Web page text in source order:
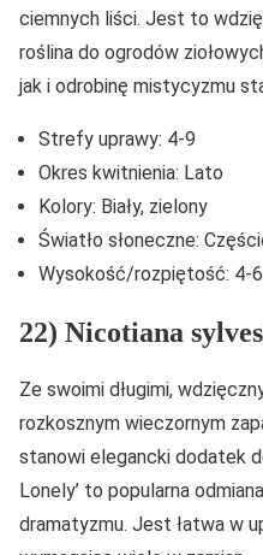
ciemnych liści. Jest to
roślina do ogrodów
jak i odrobinę mistycyzmu
Strefy uprawy: 4-9
Okres kwitnienia: Lato
Kolory: Biały, zielony
Światło słoneczne:
Wysokość/rozpiętość: 4-
22) Nicotiana
Ze swoimi długimi,
rozkosznym wieczornym
stanowi elegancki dodatek
Lonely’ to popularna
dramatyzmu. Jest łatwa w